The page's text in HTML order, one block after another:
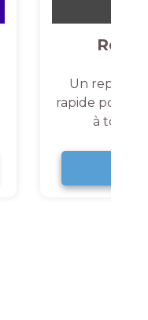
Un
rapide pour
à tout